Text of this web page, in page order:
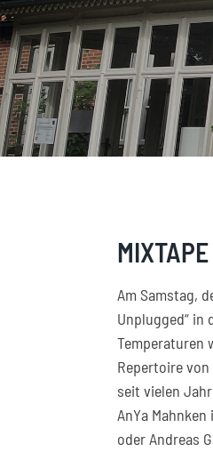
Am Samstag,
Unplugged“ in
Temperaturen
Repertoire
seit vielen
AnYa
oder Andreas